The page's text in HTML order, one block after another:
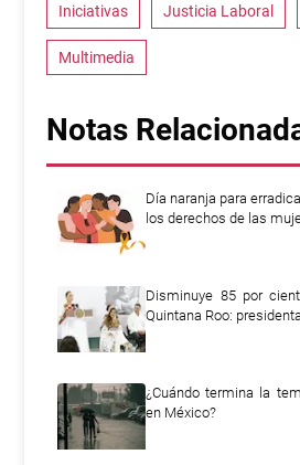
Iniciativas Justicia Laboral
Multimedia
Notas
Día naranja para
los derechos de las
Disminuye 85 por
Quintana Roo:
¿Cuándo termina la
en México?